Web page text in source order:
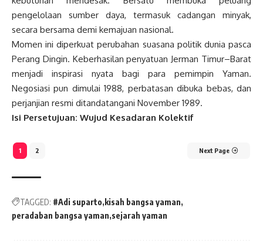
pengelolaan sumber daya, termasuk cadangan minyak,
secara bersama demi kemajuan nasional.
Momen ini diperkuat perubahan suasana politik dunia pasca
Perang Dingin. Keberhasilan penyatuan Jerman Timur–Barat
menjadi inspirasi nyata bagi para pemimpin Yaman.
Negosiasi pun dimulai 1988, perbatasan dibuka bebas, dan
perjanjian resmi ditandatangani November 1989.
Isi Persetujuan: Wujud Kesadaran Kolektif
1 2 Next Page
TAGGED: #Adi suparto kisah bangsa yaman
peradaban bangsa yaman sejarah yaman